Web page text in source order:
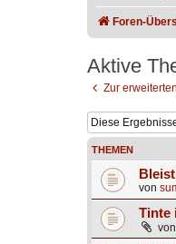
Foren-
Aktive
Zur
THEMEN
von
Tinte
von